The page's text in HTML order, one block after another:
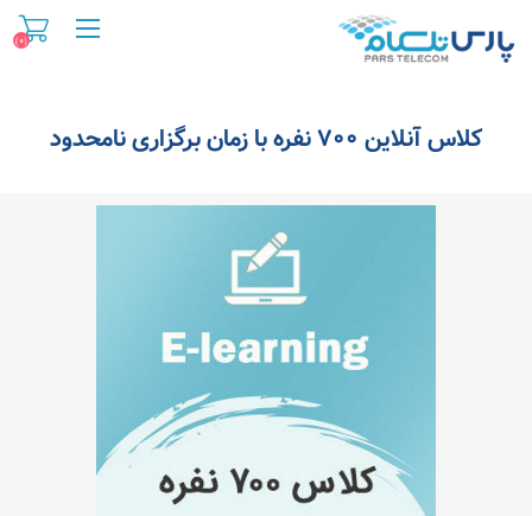
(0)
کلاس آنلاین 700 نفره با زمان برگزاری نامحدود